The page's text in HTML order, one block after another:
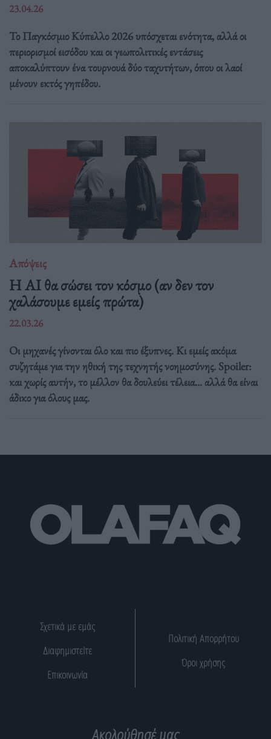
23.04.26
Το Παγκόσμιο Κύπελλο 2026 υπόσχεται ενότητα, αλλά οι
περιορισμοί εισόδου και οι γεωπολιτικές εντάσεις
αποκαλύπτουν ένα τουρνουά δύο ταχυτήτων, όπου οι λαοί
μένουν εκτός γηπέδου.
Απόψεις
Η AI θα σώσει τον κόσμο (αν δεν τον
χαλάσουμε εμείς πρώτα)
22.03.26
Οι μηχανές γίνονται όλο και πιο έξυπνες. Κι εμείς ακόμα
συζητάμε για την ηθική της τεχνητής νοημοσύνης. Spoiler:
και χωρίς αυτήν, το μέλλον θα δουλεύει τέλεια... αλλά θα είναι
άδικο για όλους μας.
Σχετικά με εμάς
Διαφημιστείτε
Επικοινωνία
Πολιτική Απορρήτου
Όροι χρήσης
Ακολούθησέ μας